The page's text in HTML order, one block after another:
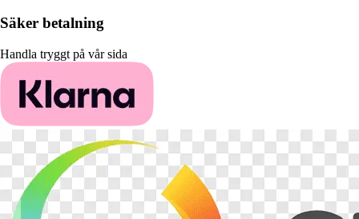
Säker betalning
Handla tryggt på vår sida